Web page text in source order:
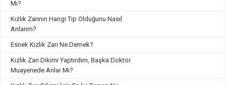
Mı?
Kızlık Zarının Hangi Tip Olduğunu Nasıl
Anlarım?
Esnek Kızlık Zarı Ne Demek?
Kızlık Zarı Dikimi Yaptırdım, Başka Doktor
Muayenede Anlar Mı?